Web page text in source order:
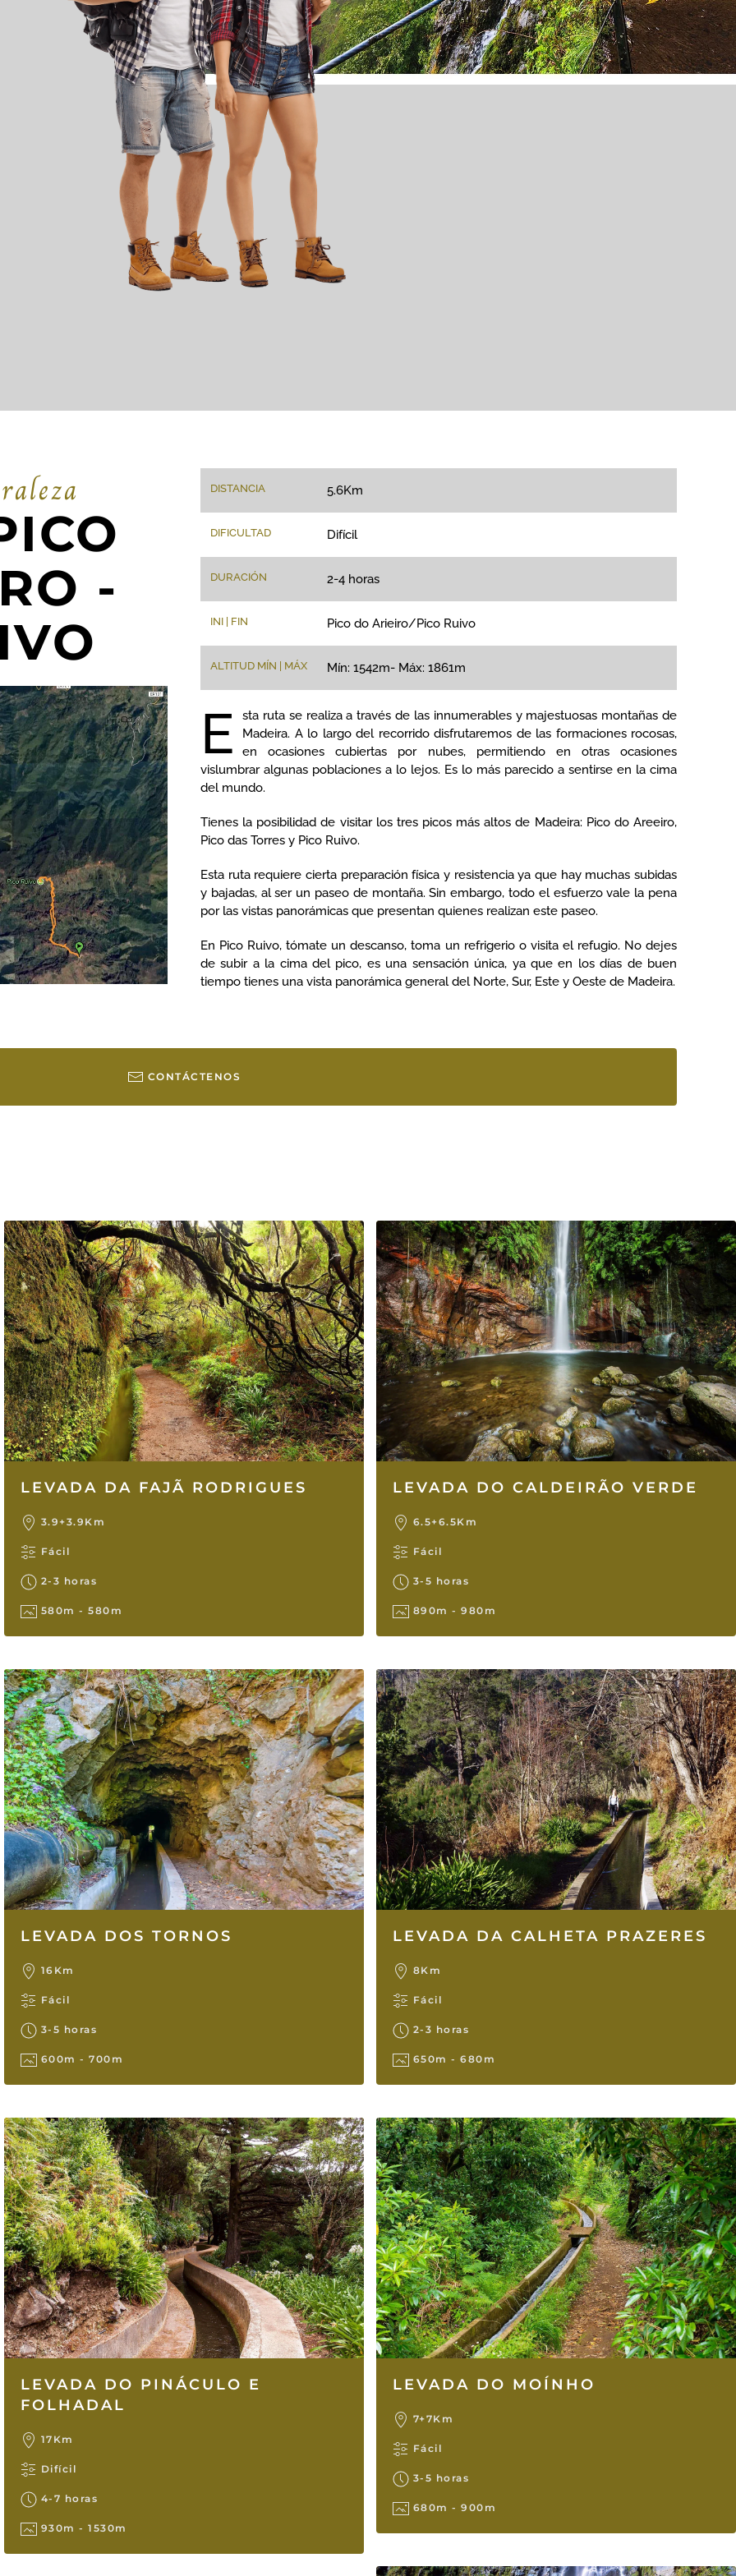
-
DISTANCIA 5.6Km
DIFICULTAD Difícil
DURACIÓN 2-4 horas
INI | FIN Pico do Arieiro/Pico Ruivo
ALTITUD MÍN | MÁX Mín: 1542m- Máx: 1861m
E
sta ruta se realiza a través de las innumerables y majestuosas montañas de
Madeira. A lo largo del recorrido disfrutaremos de las formaciones rocosas,
en ocasiones cubiertas por nubes, permitiendo en otras ocasiones
vislumbrar algunas poblaciones a lo lejos. Es lo más parecido a sentirse en la cima
del mundo.
Tienes la posibilidad de visitar los tres picos más altos de Madeira: Pico do Areeiro,
Pico das Torres y Pico Ruivo.
Esta ruta requiere cierta preparación física y resistencia ya que hay muchas subidas
y bajadas, al ser un paseo de montaña. Sin embargo, todo el esfuerzo vale la pena
por las vistas panorámicas que presentan quienes realizan este paseo.
En Pico Ruivo, tómate un descanso, toma un refrigerio o visita el refugio. No dejes
de subir a la cima del pico, es una sensación única, ya que en los días de buen
tiempo tienes una vista panorámica general del Norte, Sur, Este y Oeste de Madeira.
CONTÁCTENOS
LEVADA DA FAJÃ RODRIGUES
3.9+3.9Km
Fácil
2-3 horas
580m - 580m
LEVADA DOS TORNOS
16Km
Fácil
3-5 horas
600m - 700m
LEVADA DO PINÁCULO E
FOLHADAL
17Km
Difícil
4-7 horas
930m - 1530m
LEVADA DO CALDEIRÃO VERDE
6.5+6.5Km
Fácil
3-5 horas
890m - 980m
LEVADA DA CALHETA PRAZERES
8Km
Fácil
2-3 horas
650m - 680m
LEVADA DO MOÍNHO
7+7Km
Fácil
3-5 horas
680m - 900m